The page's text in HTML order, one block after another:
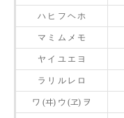
ハ ヒ フ ヘ ホ
マ ミ ム メ モ
ヤ イ ユ エ ヨ
ラ リ ル レ ロ
ワ (ヰ) ウ (ヱ) ヲ